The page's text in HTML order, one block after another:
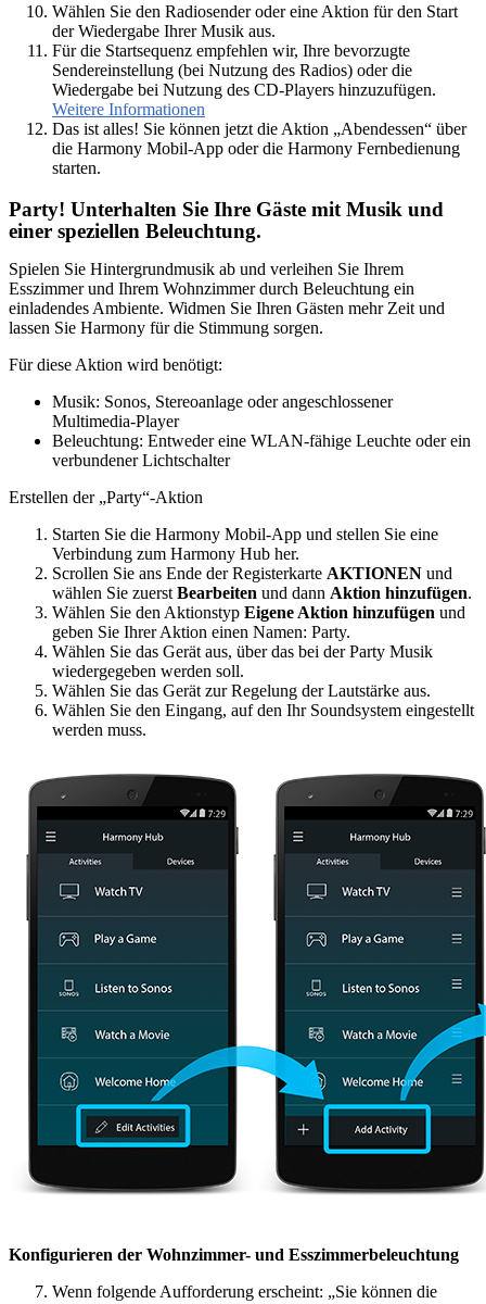
Wählen Sie den Radiosender oder eine Aktion für den Start
der Wiedergabe Ihrer Musik aus.
Für die Startsequenz empfehlen wir, Ihre bevorzugte
Sendereinstellung (bei Nutzung des Radios) oder die
Wiedergabe bei Nutzung des CD-Players hinzuzufügen.
Weitere Informationen
Das ist alles! Sie können jetzt die Aktion „Abendessen“ über
die Harmony Mobil-App oder die Harmony Fernbedienung
starten.
Party! Unterhalten Sie Ihre Gäste mit Musik und
einer speziellen Beleuchtung.
Spielen Sie Hintergrundmusik ab und verleihen Sie Ihrem
Esszimmer und Ihrem Wohnzimmer durch Beleuchtung ein
einladendes Ambiente. Widmen Sie Ihren Gästen mehr Zeit und
lassen Sie Harmony für die Stimmung sorgen.
Für diese Aktion wird benötigt:
Musik: Sonos, Stereoanlage oder angeschlossener
Multimedia-Player
Beleuchtung: Entweder eine WLAN-fähige Leuchte oder ein
verbundener Lichtschalter
Erstellen der „Party“-Aktion
Starten Sie die Harmony Mobil-App und stellen Sie eine
Verbindung zum Harmony Hub her.
Scrollen Sie ans Ende der Registerkarte AKTIONEN und
wählen Sie zuerst Bearbeiten und dann Aktion hinzufügen.
Wählen Sie den Aktionstyp Eigene Aktion hinzufügen und
geben Sie Ihrer Aktion einen Namen: Party.
Wählen Sie das Gerät aus, über das bei der Party Musik
wiedergegeben werden soll.
Wählen Sie das Gerät zur Regelung der Lautstärke aus.
Wählen Sie den Eingang, auf den Ihr Soundsystem eingestellt
werden muss.
Konfigurieren der Wohnzimmer- und Esszimmerbeleuchtung
Wenn folgende Aufforderung erscheint: „Sie können die